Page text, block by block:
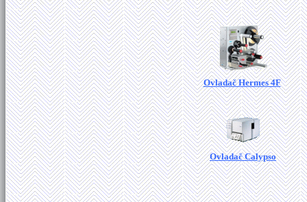
Ovladač Hermes 4F
Ovladač Calypso